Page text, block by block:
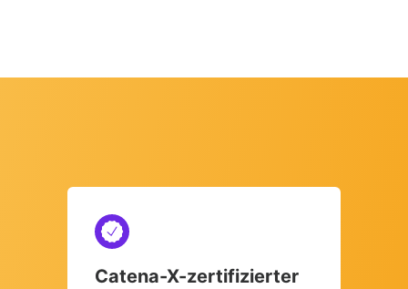
Catena-X-zertifizierter